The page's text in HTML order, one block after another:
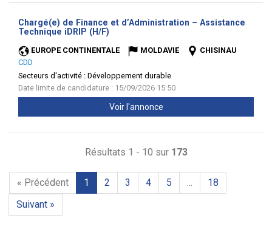
Chargé(e) de Finance et d’Administration – Assistance
Technique iDRIP (H/F)
EUROPE CONTINENTALE MOLDAVIE
CHISINAU
CDD
Secteurs d'activité : Développement durable
Date limite de candidature : 15/09/2026 15:50
Voir l'annonce
Résultats 1 - 10 sur 173
« Précédent 1 2 3 4 5 ...
18
Suivant »